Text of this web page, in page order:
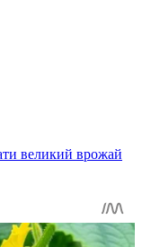
великий врожай